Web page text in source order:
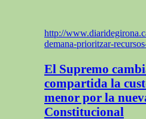
http://
demana-prioritzar-
El Supremo
compartida la
menor por la
Constitucional